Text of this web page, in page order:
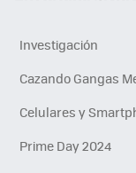
Investigación
Cazando Gangas
Celulares y
Prime Day 2024